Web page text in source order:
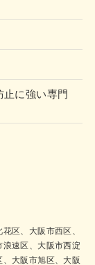
に強い専門
区、大阪市西区、
速区、大阪市西淀
大阪市旭区、大阪